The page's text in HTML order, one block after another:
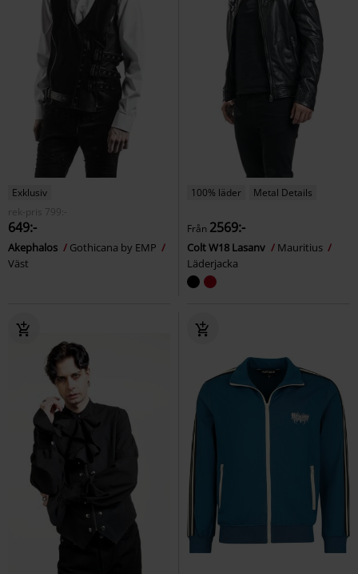
Exklusiv
rek-pris
799:-
649:-
Akephalos
Gothicana by EMP
Väst
100% läder Metal Details
Från 2569:-
Colt W18 Lasanv
Mauritius
Läderjacka